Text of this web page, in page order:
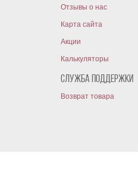
Отзывы о нас
Карта сайта
Акции
Калькуляторы
Служба поддержки
Возврат товара